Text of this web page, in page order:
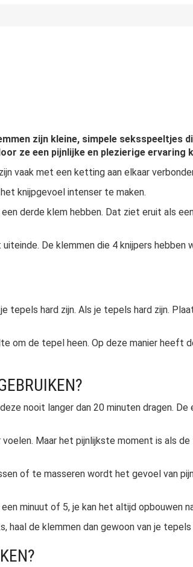
zijn kleine, simpele seksspeeltjes
ze een pijnlijke en plezierige ervaring
vaak met een ketting aan elkaar
knijpgevoel intenser te maken.
derde klem hebben. Dat ziet eruit als
De klemmen die 4 knijpers
tepels hard zijn. Als je tepels hard zijn.
de tepel heen. Op deze manier heeft
nooit langer dan 20 minuten dragen.
Maar het pijnlijkste moment is als
of te masseren wordt het gevoel van
minuut of 5, je kan het altijd opbouwen
haal de klemmen dan gewoon van je tepels